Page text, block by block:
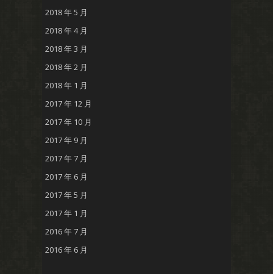
2018 年 5 月
2018 年 4 月
2018 年 3 月
2018 年 2 月
2018 年 1 月
2017 年 12 月
2017 年 10 月
2017 年 9 月
2017 年 7 月
2017 年 6 月
2017 年 5 月
2017 年 1 月
2016 年 7 月
2016 年 6 月